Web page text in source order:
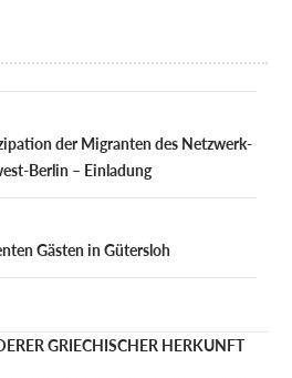
der Migranten des Netzwerk-
Berlin – Einladung
Gästen in Gütersloh
GRIECHISCHER HERKUNFT